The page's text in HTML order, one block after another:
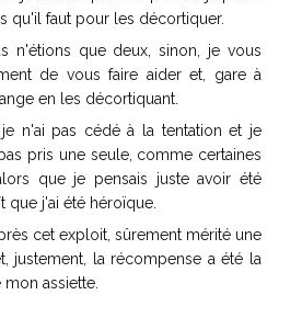
qu'il faut pour les décortiquer.
n'étions que deux, sinon, je vous
de vous faire aider et, gare à
en les décortiquant.
n'ai pas cédé à la tentation et je
pris une seule, comme certaines
que je pensais juste avoir été
que j'ai été héroïque.
cet exploit, sûrement mérité une
justement, la récompense a été la
assiette.